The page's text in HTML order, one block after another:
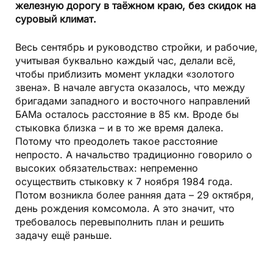
железную дорогу в таёжном краю, без скидок на
суровый климат.
Весь сентябрь и руководство стройки, и рабочие,
учитывая буквально каждый час, делали всё,
чтобы приблизить момент укладки «золотого
звена». В начале августа оказалось, что между
бригадами западного и восточного направлений
БАМа осталось расстояние в 85 км. Вроде бы
стыковка близка – и в то же время далека.
Потому что преодолеть такое расстояние
непросто. А начальство традиционно говорило о
высоких обязательствах: непременно
осуществить стыковку к 7 ноября 1984 года.
Потом возникла более ранняя дата – 29 октября,
день рождения комсомола. А это значит, что
требовалось перевыполнить план и решить
задачу ещё раньше.